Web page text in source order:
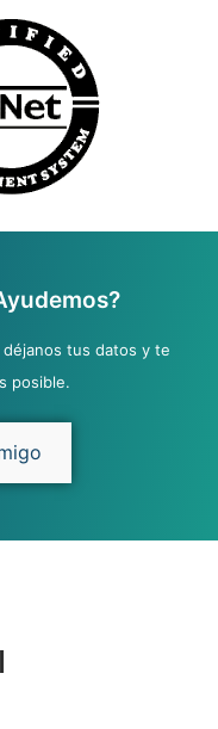
tus datos y te
posible.